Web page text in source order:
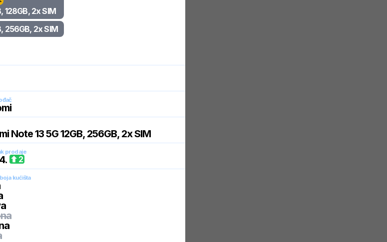
128GB, 2x SIM
256GB, 2x SIM
Note 13 5G 12GB, 256GB, 2x SIM
prodaje
. 2
kućišta